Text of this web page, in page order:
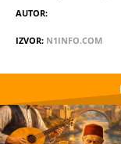
AUTOR:
IZVOR: N1INFO.COM